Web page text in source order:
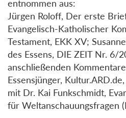
entnommen aus:
Jürgen Roloff, Der erste
Evangelisch-Katholischer
Testament, EKK XV;
des Essens, DIE ZEIT Nr. 6/
anschließenden
Essensjünger,
mit Dr. Kai Funkschmidt,
für Weltanschauungsfragen